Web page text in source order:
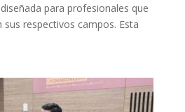
para profesionales que
sus respectivos campos. Esta